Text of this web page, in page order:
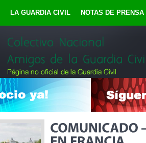
LA GUARDIA CIVIL NOTAS DE PRENSA